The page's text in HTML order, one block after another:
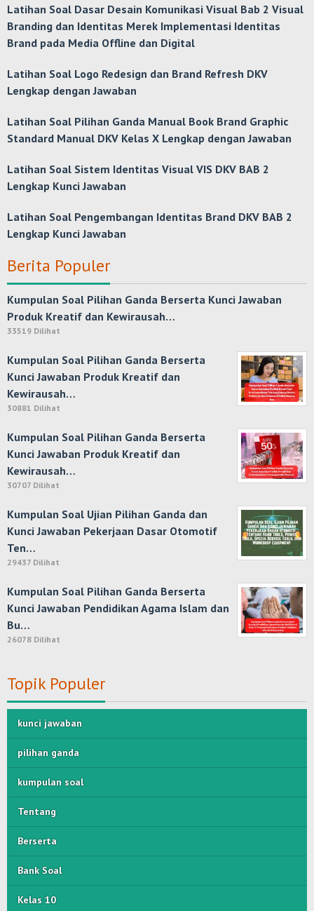
Latihan Soal Dasar Desain Komunikasi Visual Bab 2 Visual
Branding dan Identitas Merek Implementasi Identitas
Brand pada Media Offline dan Digital
Latihan Soal Logo Redesign dan Brand Refresh DKV
Lengkap dengan Jawaban
Latihan Soal Pilihan Ganda Manual Book Brand Graphic
Standard Manual DKV Kelas X Lengkap dengan Jawaban
Latihan Soal Sistem Identitas Visual VIS DKV BAB 2
Lengkap Kunci Jawaban
Latihan Soal Pengembangan Identitas Brand DKV BAB 2
Lengkap Kunci Jawaban
Berita Populer
Kumpulan Soal Pilihan Ganda Berserta Kunci Jawaban
Produk Kreatif dan Kewirausah…
33519 Dilihat
Kumpulan Soal Pilihan Ganda Berserta
Kunci Jawaban Produk Kreatif dan
Kewirausah…
30881 Dilihat
Kumpulan Soal Pilihan Ganda Berserta
Kunci Jawaban Produk Kreatif dan
Kewirausah…
30707 Dilihat
Kumpulan Soal Ujian Pilihan Ganda dan
Kunci Jawaban Pekerjaan Dasar Otomotif
Ten…
29437 Dilihat
Kumpulan Soal Pilihan Ganda Berserta
Kunci Jawaban Pendidikan Agama Islam dan
Bu…
26078 Dilihat
Topik Populer
kunci jawaban
pilihan ganda
kumpulan soal
Tentang
Berserta
Bank Soal
Kelas 10